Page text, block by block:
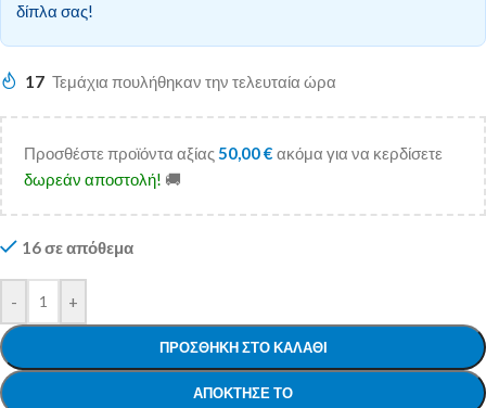
δίπλα σας!
17 Τεμάχια πουλήθηκαν την τελευταία ώρα
Προσθέστε προϊόντα αξίας50,00€ ακόμα για να κερδίσετε
δωρεάν αποστολή! 🚚
16 σε απόθεμα
- +
ΠΡΟΣΘΉΚΗ ΣΤΟ ΚΑΛΆΘΙ
ΑΠΌΚΤΗΣΕ ΤΟ